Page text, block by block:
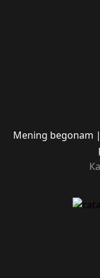
Mening begonam